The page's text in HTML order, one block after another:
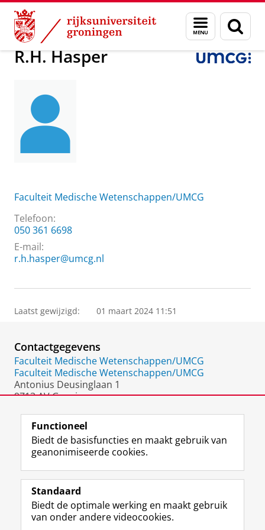
Skip
Content
Skip
Navigation
Menu
en
zoeken
Over ons R.H. Hasper
R.H. Hasper
Faculteit Medische Wetenschappen/UMCG
Telefoon:
050 361 6698
E-mail:
r.h.hasper@umcg.nl
Laatst gewijzigd: 01 maart 2024 11:51
Contactgegevens
Faculteit Medische Wetenschappen/UMCG
Faculteit Medische Wetenschappen/UMCG
Antonius Deusinglaan 1
9713 AV Groningen
Volg de RUG
F
a
e
b
L
i
k
e
R
S
-
f
I
n
t
Y
o
T
Studiekiezers
Functioneel
Biedt de basisfuncties en maakt gebruik van
geanonimiseerde cookies.
Standaard
Biedt de optimale werking en maakt gebruik
van onder andere videocookies.